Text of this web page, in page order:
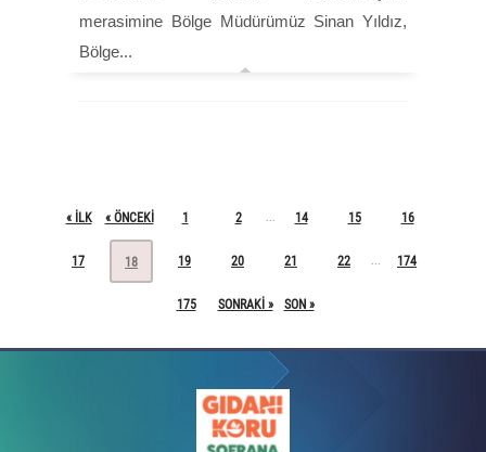
merasimine Bölge Müdürümüz Sinan Yıldız,
Bölge...
« ILK « ÖNCEKI 1 2 14 15 16
17 18 19 20 21 22 174
175 SONRAKI » SON »